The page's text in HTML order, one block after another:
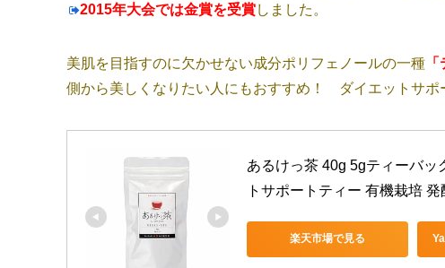
2015年大会では金賞を受賞しました。
美肌を目指すのに欠かせない成分ポリフェノールの一種
側から美しくなりたい人にもおすすめ！ ダイエットサポ
あるけっ茶 40g 5gティーバッ
トサポートティー 有機栽培
楽天市場で見る